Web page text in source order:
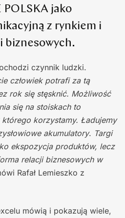
jako
z rynkiem i
biznesowych.
czynnik ludzki.
człowiek potrafi za tą
rok się stęsknić. Możliwość
się na stoiskach to
korzystamy. Ładujemy
akumulatory. Targi
ekspozycja produktów, lecz
relacji biznesowych w
Rafał Lemieszko z
mówią i pokazują wiele,